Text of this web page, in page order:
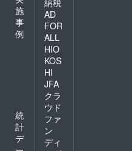
施
事
例
統
計
デ
AD
FOR
ALL
HIO
KOS
HI
JFA
クラ
ウド
ファ
ン
ディ